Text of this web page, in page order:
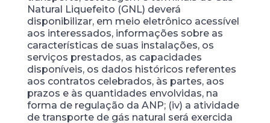
Natural Liquefeito (GNL) deverá
disponibilizar, em meio eletrônico acessível
aos interessados, informações sobre as
características de suas instalações, os
serviços prestados, as capacidades
disponíveis, os dados históricos referentes
aos contratos celebrados, às partes, aos
prazos e às quantidades envolvidas, na
forma de regulação da ANP; (iv) a atividade
de transporte de gás natural será exercida